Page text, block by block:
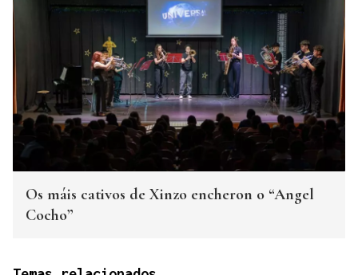
Os máis cativos de Xinzo encheron o “Angel
Cocho”